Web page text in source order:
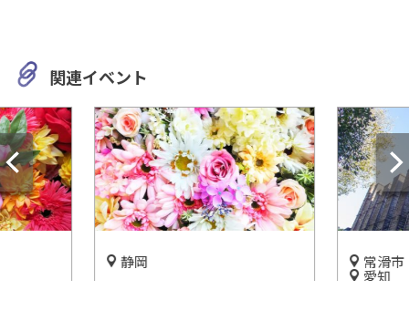
関連イベント
静岡 常滑市
愛知